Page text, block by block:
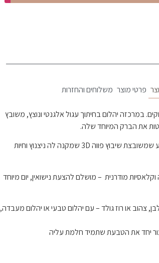
פרטי מוצר משלוחים והחזרות
במרכזה יהלום בחיתוך עגול אלגנטי ונוצץ, משובץ
את הברק המיוחד שלה.
הקסם האמיתי שלה מגיע בזרוע שמשובצת שיבוץ פווה 3D שמקנה לה ניצנוץ וחיות
מודרנית – מושלם להצעת נישואין, יום מיוחד
צהוב או רוז גולד – עם יהלום טבעי או יהלום מעבדה,
יחד את הטבעת שתמיד חלמת עליה